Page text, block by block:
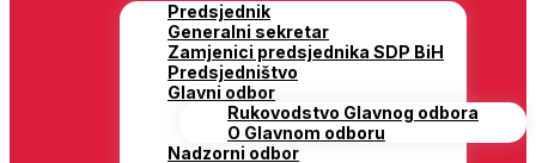
Predsjednik
Generalni sekretar
Zamjenici predsjednika SDP BiH
Predsjedništvo
Glavni odbor
Rukovodstvo Glavnog odbora
O Glavnom odboru
Nadzorni odbor